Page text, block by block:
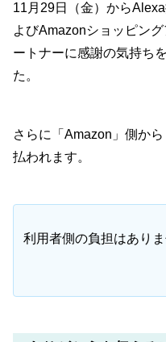
11月29日（金）から
よびAmazonショッピン
ートナーに感謝の気持ち
た。
さらに「Amazon」側か
払われます。
利用者側の負担はありま